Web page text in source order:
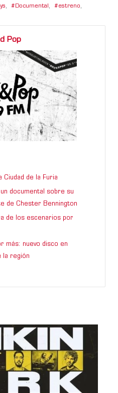
, Documental , estreno,
Pop
Ciudad de la Furia
documental sobre su
de Chester Bennington
de los escenarios por
más: nuevo disco en
la región